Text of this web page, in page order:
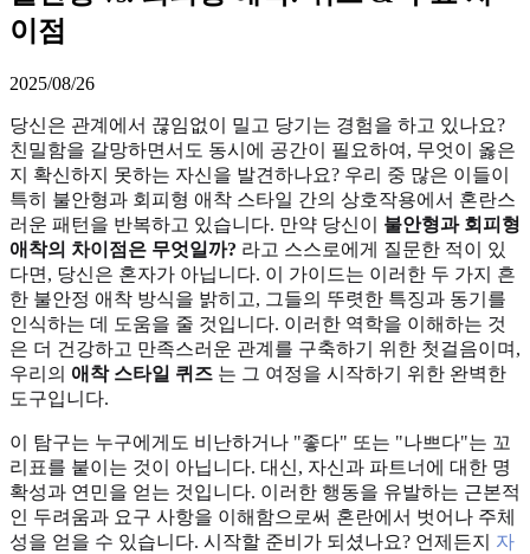
이점
2025/08/26
당신은 관계에서 끊임없이 밀고 당기는 경험을 하고 있나요?
친밀함을 갈망하면서도 동시에 공간이 필요하여, 무엇이 옳은
지 확신하지 못하는 자신을 발견하나요? 우리 중 많은 이들이
특히 불안형과 회피형 애착 스타일 간의 상호작용에서 혼란스
러운 패턴을 반복하고 있습니다. 만약 당신이 불안형과 회피형
애착의 차이점은 무엇일까? 라고 스스로에게 질문한 적이 있
다면, 당신은 혼자가 아닙니다. 이 가이드는 이러한 두 가지 흔
한 불안정 애착 방식을 밝히고, 그들의 뚜렷한 특징과 동기를
인식하는 데 도움을 줄 것입니다. 이러한 역학을 이해하는 것
은 더 건강하고 만족스러운 관계를 구축하기 위한 첫걸음이며,
우리의 애착 스타일 퀴즈 는 그 여정을 시작하기 위한 완벽한
도구입니다.
이 탐구는 누구에게도 비난하거나 "좋다" 또는 "나쁘다"는 꼬
리표를 붙이는 것이 아닙니다. 대신, 자신과 파트너에 대한 명
확성과 연민을 얻는 것입니다. 이러한 행동을 유발하는 근본적
인 두려움과 요구 사항을 이해함으로써 혼란에서 벗어나 주체
성을 얻을 수 있습니다. 시작할 준비가 되셨나요? 언제든지 자